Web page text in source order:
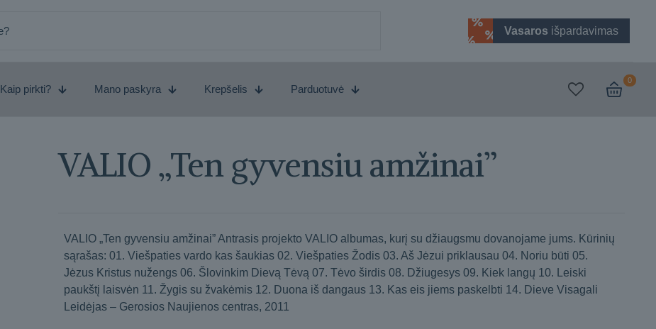
Vasaros išpardavimas
Kaip pirkti? Mano paskyra Krepšelis Parduotuvė
0
VALIO „Ten gyvensiu amžinai”
VALIO „Ten gyvensiu amžinai” Antrasis projekto VALIO albumas, kurį su džiaugsmu dovanojame jums. Kūrinių
sąrašas: 01. Viešpaties vardo kas šaukias 02. Viešpaties Žodis 03. Aš Jėzui priklausau 04. Noriu būti 05.
Jėzus Kristus nužengs 06. Šlovinkim Dievą Tėvą 07. Tėvo širdis 08. Džiugesys 09. Kiek langų 10. Leiski
paukštį laisvėn 11. Žygis su žvakėmis 12. Duona iš dangaus 13. Kas eis jiems paskelbti 14. Dieve Visagali
Leidėjas – Gerosios Naujienos centras, 2011